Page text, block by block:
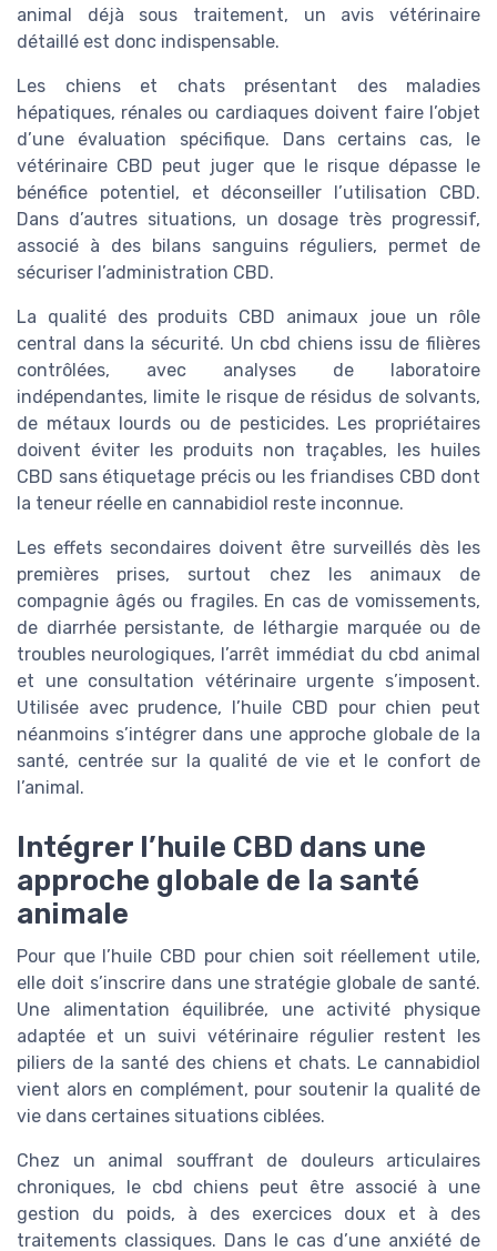
animal déjà sous traitement, un avis vétérinaire
détaillé est donc indispensable.
Les chiens et chats présentant des maladies
hépatiques, rénales ou cardiaques doivent faire l’objet
d’une évaluation spécifique. Dans certains cas, le
vétérinaire CBD peut juger que le risque dépasse le
bénéfice potentiel, et déconseiller l’utilisation CBD.
Dans d’autres situations, un dosage très progressif,
associé à des bilans sanguins réguliers, permet de
sécuriser l’administration CBD.
La qualité des produits CBD animaux joue un rôle
central dans la sécurité. Un cbd chiens issu de filières
contrôlées, avec analyses de laboratoire
indépendantes, limite le risque de résidus de solvants,
de métaux lourds ou de pesticides. Les propriétaires
doivent éviter les produits non traçables, les huiles
CBD sans étiquetage précis ou les friandises CBD dont
la teneur réelle en cannabidiol reste inconnue.
Les effets secondaires doivent être surveillés dès les
premières prises, surtout chez les animaux de
compagnie âgés ou fragiles. En cas de vomissements,
de diarrhée persistante, de léthargie marquée ou de
troubles neurologiques, l’arrêt immédiat du cbd animal
et une consultation vétérinaire urgente s’imposent.
Utilisée avec prudence, l’huile CBD pour chien peut
néanmoins s’intégrer dans une approche globale de la
santé, centrée sur la qualité de vie et le confort de
l’animal.
Intégrer l’huile CBD dans une
approche globale de la santé
animale
Pour que l’huile CBD pour chien soit réellement utile,
elle doit s’inscrire dans une stratégie globale de santé.
Une alimentation équilibrée, une activité physique
adaptée et un suivi vétérinaire régulier restent les
piliers de la santé des chiens et chats. Le cannabidiol
vient alors en complément, pour soutenir la qualité de
vie dans certaines situations ciblées.
Chez un animal souffrant de douleurs articulaires
chroniques, le cbd chiens peut être associé à une
gestion du poids, à des exercices doux et à des
traitements classiques. Dans le cas d’une anxiété de